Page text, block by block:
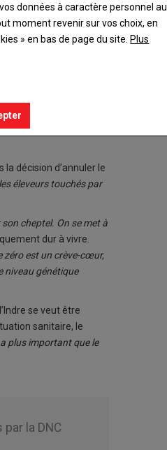
Tous espèrent
la décision d’annuler le
éleveurs touchés par
cheptel. On se met à
dur à vivre.
zéro est un crève-cœur,
niveau génétique
se veut être
sanitaire, le
a plus important que le
la DNC
données à caractère personnel au
moment revenir sur vos choix, en
» en bas de page du site. Plus